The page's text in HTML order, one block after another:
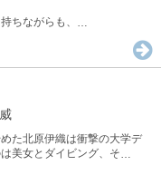
ちながらも、 …
た北原伊織は衝撃の大学デ
美女とダイビング、そ…